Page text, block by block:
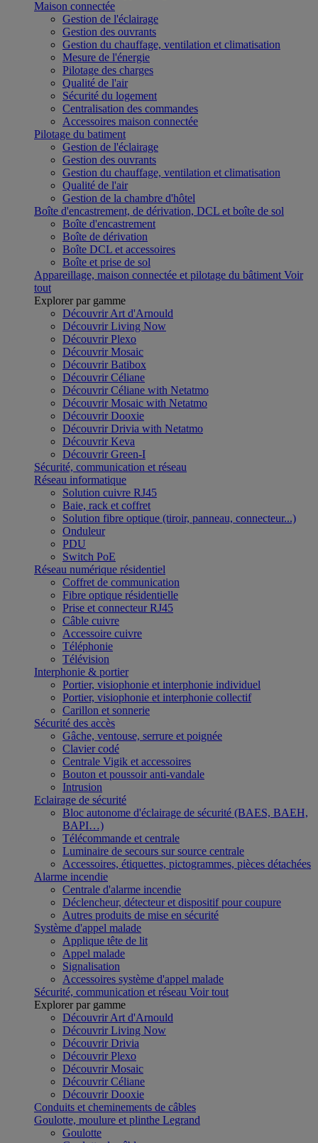
Maison connectée
Gestion de l'éclairage
Gestion des ouvrants
Gestion du chauffage, ventilation et climatisation
Mesure de l'énergie
Pilotage des charges
Qualité de l'air
Sécurité du logement
Centralisation des commandes
Accessoires maison connectée
Pilotage du batiment
Gestion de l'éclairage
Gestion des ouvrants
Gestion du chauffage, ventilation et climatisation
Qualité de l'air
Gestion de la chambre d'hôtel
Boîte d'encastrement, de dérivation, DCL et boîte de sol
Boîte d'encastrement
Boîte de dérivation
Boîte DCL et accessoires
Boîte et prise de sol
Appareillage, maison connectée et pilotage du bâtiment Voir
tout
Explorer par gamme
Découvrir Art d'Arnould
Découvrir Living Now
Découvrir Plexo
Découvrir Mosaic
Découvrir Batibox
Découvrir Céliane
Découvrir Céliane with Netatmo
Découvrir Mosaic with Netatmo
Découvrir Dooxie
Découvrir Drivia with Netatmo
Découvrir Keva
Découvrir Green-I
Sécurité, communication et réseau
Réseau informatique
Solution cuivre RJ45
Baie, rack et coffret
Solution fibre optique (tiroir, panneau, connecteur...)
Onduleur
PDU
Switch PoE
Réseau numérique résidentiel
Coffret de communication
Fibre optique résidentielle
Prise et connecteur RJ45
Câble cuivre
Accessoire cuivre
Téléphonie
Télévision
Interphonie & portier
Portier, visiophonie et interphonie individuel
Portier, visiophonie et interphonie collectif
Carillon et sonnerie
Sécurité des accès
Gâche, ventouse, serrure et poignée
Clavier codé
Centrale Vigik et accessoires
Bouton et poussoir anti-vandale
Intrusion
Eclairage de sécurité
Bloc autonome d'éclairage de sécurité (BAES, BAEH,
BAPI…)
Télécommande et centrale
Luminaire de secours sur source centrale
Accessoires, étiquettes, pictogrammes, pièces détachées
Alarme incendie
Centrale d'alarme incendie
Déclencheur, détecteur et dispositif pour coupure
Autres produits de mise en sécurité
Système d'appel malade
Applique tête de lit
Appel malade
Signalisation
Accessoires système d'appel malade
Sécurité, communication et réseau Voir tout
Explorer par gamme
Découvrir Art d'Arnould
Découvrir Living Now
Découvrir Drivia
Découvrir Plexo
Découvrir Mosaic
Découvrir Céliane
Découvrir Dooxie
Conduits et cheminements de câbles
Goulotte, moulure et plinthe Legrand
Goulotte